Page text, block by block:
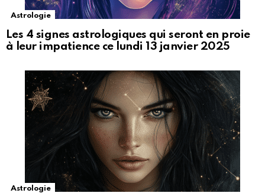
Astrologie
Les 4 signes astrologiques qui seront en proie
à leur impatience ce lundi 13 janvier 2025
Astrologie